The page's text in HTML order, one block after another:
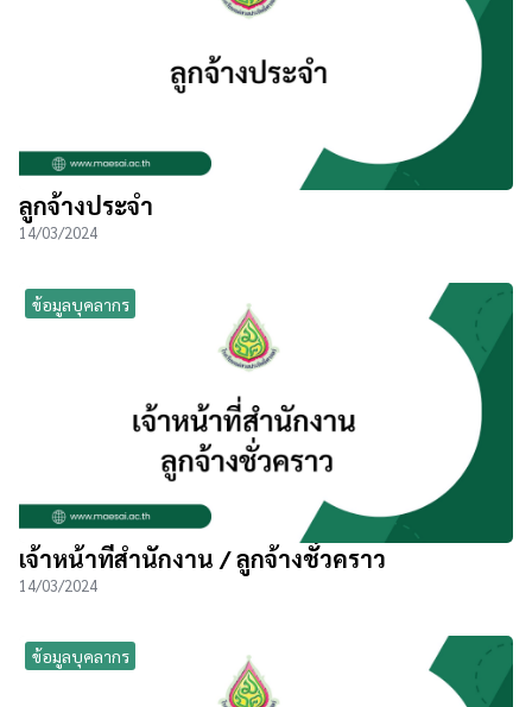
ลูกจ้างประจำ
14/03/2024
ข้อมูลบุคลากร
เจ้าหน้าที่สำนักงาน / ลูกจ้างชั่วคราว
14/03/2024
ข้อมูลบุคลากร